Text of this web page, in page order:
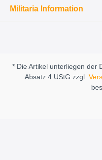
Militaria Information
* Die Artikel unterliegen der
Absatz 4 UStG zzgl.